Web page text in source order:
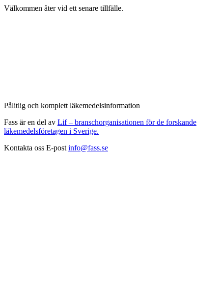
Välkommen åter vid ett senare tillfälle.
Pålitlig och komplett läkemedelsinformation
Fass är en del av Lif – branschorganisationen för de forskande
läkemedelsföretagen i Sverige.
Kontakta oss E-post info@fass.se